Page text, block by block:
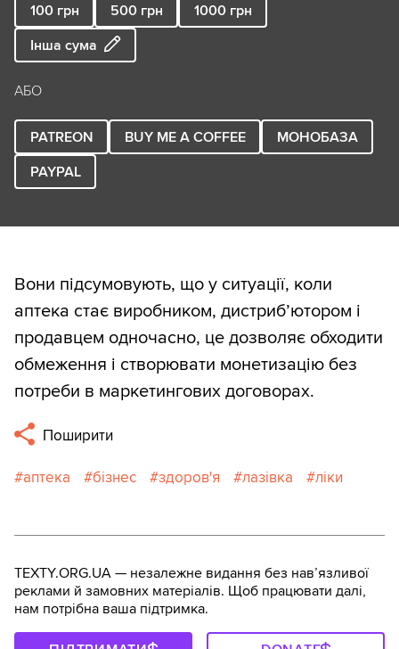
100 грн 500 грн 1000 грн
Інша сума
АБО
PATREON BUY ME A COFFEE
МОНОБАЗА
PAYPAL
Вони підсумовують, що у ситуації, коли
аптека стає виробником, дистриб’ютором і
продавцем одночасно, це дозволяє обходити
обмеження і створювати монетизацію без
потреби в маркетингових договорах.
Поширити
аптека бізнес здоров'я лазівка ліки
TEXTY.ORG.UA — незалежне видання без навʼязливої
реклами й замовних матеріалів. Щоб працювати далі,
нам потрібна ваша підтримка.